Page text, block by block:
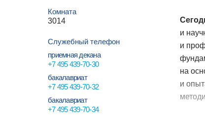
Комната
3014
Служебный телефон
приемная декана
+7 495 439-70-30
бакалавриат
+7 495 439-70-32
бакалавриат
+7 495 439-70-34
и
и
на
и